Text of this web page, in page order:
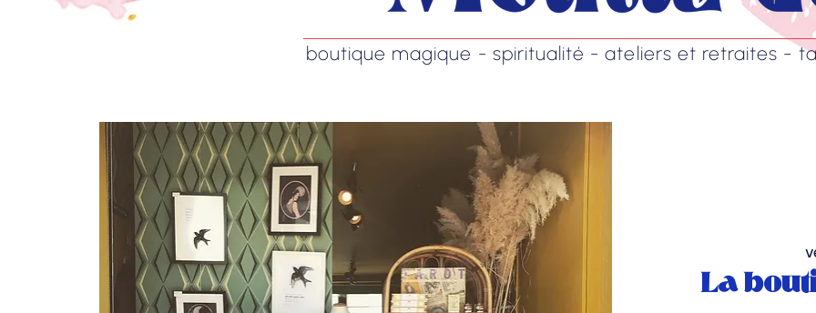
boutique magique - spiritualité - ateliers et retraites -
La